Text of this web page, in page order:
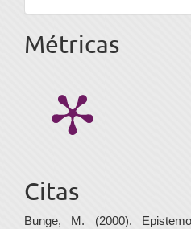
Métricas
Citas
Bunge, M. (2000).